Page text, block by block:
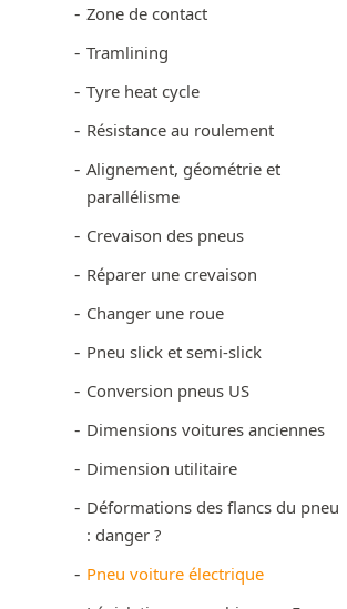
Zone de contact
Tramlining
Tyre heat cycle
Résistance au roulement
Alignement, géométrie et
parallélisme
Crevaison des pneus
Réparer une crevaison
Changer une roue
Pneu slick et semi-slick
Conversion pneus US
Dimensions voitures anciennes
Dimension utilitaire
Déformations des flancs du pneu
: danger ?
Pneu voiture électrique